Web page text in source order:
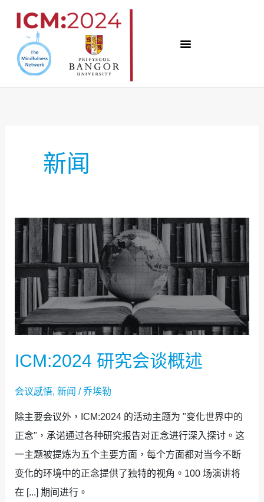
新闻
ICM:2024 研究会谈概述
会议感悟, 新闻 /乔埃勒
除主要会议外，ICM:2024 的活动主题为 "变化世界中的
正念"，承诺通过各种研究报告对正念进行深入探讨。这
一主题被提炼为五个主要方面，每个方面都对当今不断
变化的环境中的正念提供了独特的视角。100 场演讲将
在 [...] 期间进行。
ICM:2024
研
究
会
谈
概